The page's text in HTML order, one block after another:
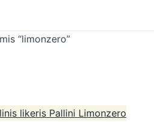
“limonzero”